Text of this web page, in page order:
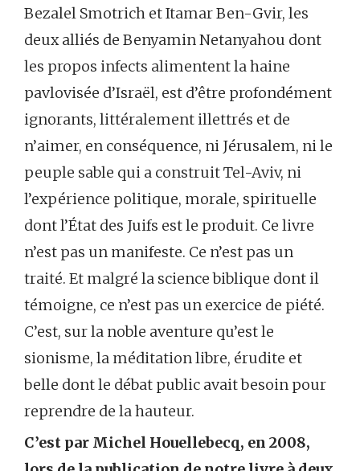
Bezalel Smotrich et Itamar Ben-Gvir, les
deux alliés de Benyamin Netanyahou dont
les propos infects alimentent la haine
pavlovisée d’Israël, est d’être profondément
ignorants, littéralement illettrés et de
n’aimer, en conséquence, ni Jérusalem, ni le
peuple sable qui a construit Tel-Aviv, ni
l’expérience politique, morale, spirituelle
dont l’État des Juifs est le produit. Ce livre
n’est pas un manifeste. Ce n’est pas un
traité. Et malgré la science biblique dont il
témoigne, ce n’est pas un exercice de piété.
C’est, sur la noble aventure qu’est le
sionisme, la méditation libre, érudite et
belle dont le débat public avait besoin pour
reprendre de la hauteur.
C’est par Michel Houellebecq, en 2008,